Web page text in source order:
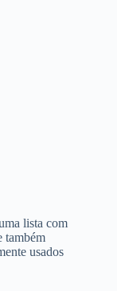
lista com
também
usados